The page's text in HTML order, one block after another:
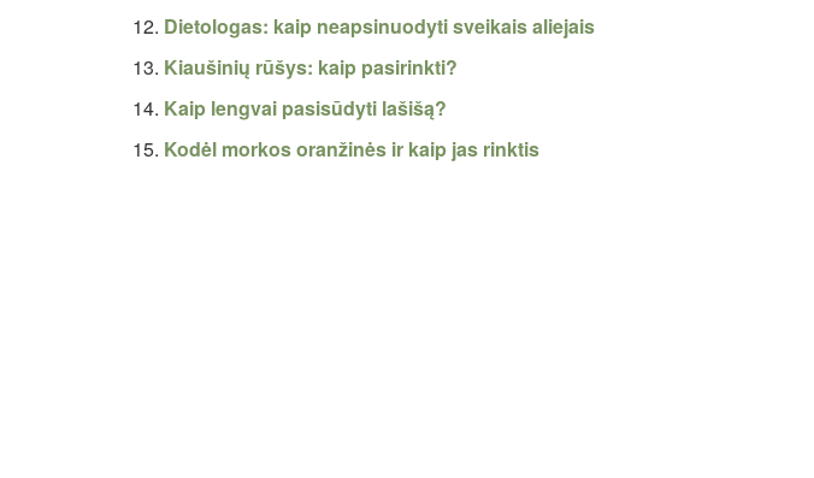
Dietologas: kaip neapsinuodyti sveikais aliejais
Kiaušinių rūšys: kaip pasirinkti?
Kaip lengvai pasisūdyti lašišą?
Kodėl morkos oranžinės ir kaip jas rinktis